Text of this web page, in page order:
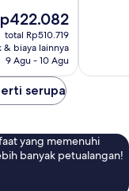
total Rp510.719
& biaya lainnya
9 Agu - 10 Agu
serupa
yang memenuhi
banyak petualangan!